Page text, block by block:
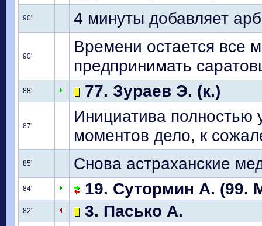
90' 4 минуты добавляет
90'
Времени остается все
предпринимать
88' 77. Зураев Э. (к.)
87'
Инициатива полностью
моментов дело, к
85' Снова астраханские
84' 19. Сутормин А. (99.
82' 3. Пасько А.